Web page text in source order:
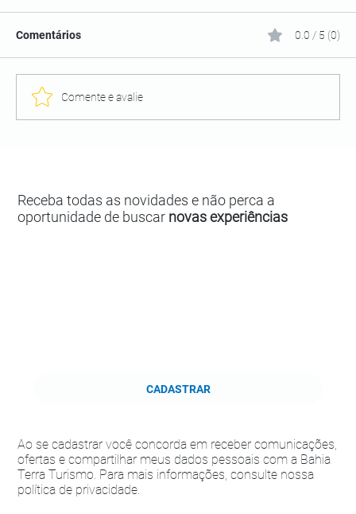
Comentários 0.0 / 5 (0)
Comente e avalie
Receba todas as novidades e não perca a
oportunidade de buscar novas experiências
CADASTRAR
Ao se cadastrar você concorda em receber comunicações,
ofertas e compartilhar meus dados pessoais com a Bahia
Terra Turismo. Para mais informações, consulte nossa
política de privacidade.